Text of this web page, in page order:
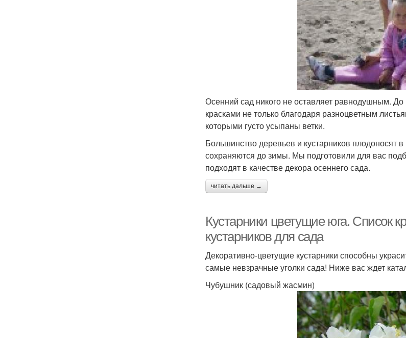
Осенний сад никого не оставляет равнодушным.
красками не только благодаря разноцветным
которыми густо усыпаны ветки.
Большинство деревьев и кустарников плодоносят
сохраняются до зимы. Мы подготовили для вас
подходят в качестве декора осеннего сада.
читать дальше →
Кустарники цветущие юга. Список
кустарников для сада
Декоративно-цветущие кустарники способны
самые невзрачные уголки сада! Ниже вас ждет
Чубушник (садовый жасмин)